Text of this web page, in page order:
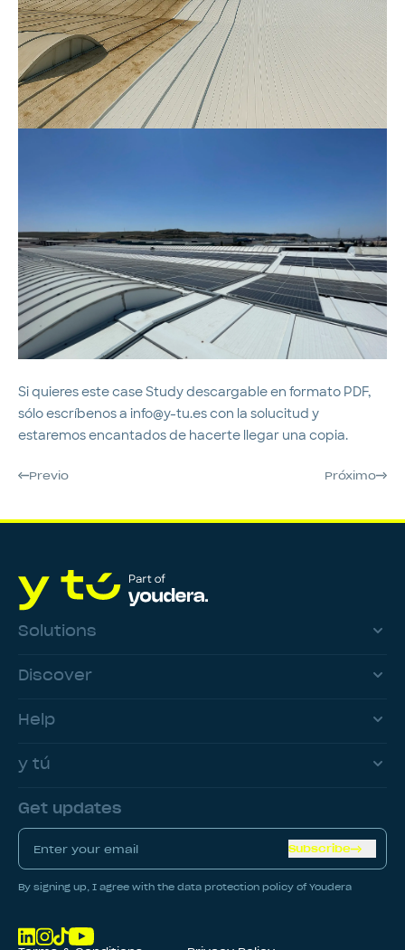
Si quieres este case Study descargable en formato PDF,
sólo escríbenos a info@y-tu.es con la solucitud y
estaremos encantados de hacerte llegar una copia.
Previo Próximo
Solutions
Discover
Help
y tú
Get updates
Subscribe
By signing up, I agree with the data protection policy of Youdera